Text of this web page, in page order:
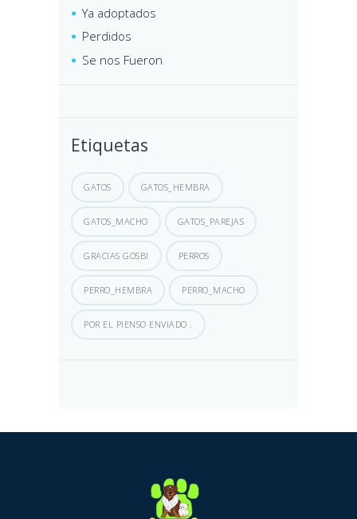
Ya adoptados
Perdidos
Se nos Fueron
Etiquetas
GATOS GATOS_HEMBRA
GATOS_MACHO GATOS_PAREJAS
GRACIAS GOSBI PERROS
PERRO_HEMBRA PERRO_MACHO
POR EL PIENSO ENVIADO .